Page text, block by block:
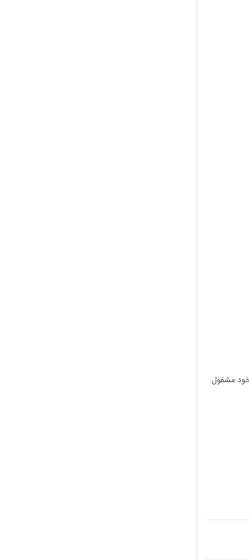
خود مشغول